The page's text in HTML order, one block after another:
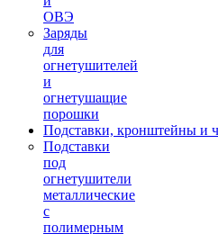
ОВЭ
Заряды
для
огнетушителей
и
огнетушащие
порошки
Подставки, кронштейны и
Подставки
под
огнетушители
металлические
с
полимерным